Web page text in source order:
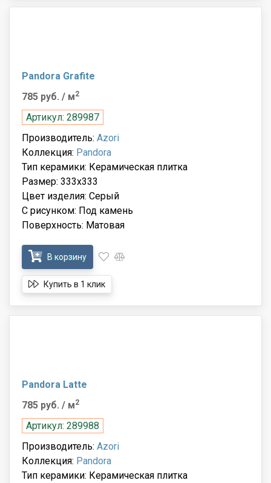
Pandora Grafite
785 руб. / м2
Артикул: 289987
Производитель: Azori
Коллекция: Pandora
Тип керамики: Керамическая плитка
Размер: 333x333
Цвет изделия: Серый
С рисунком: Под камень
Поверхность: Матовая
В корзину
Купить в 1 клик
Pandora Latte
785 руб. / м2
Артикул: 289988
Производитель: Azori
Коллекция: Pandora
Тип керамики: Керамическая плитка